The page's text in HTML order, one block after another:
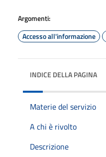
Argomenti:
Accesso all'informazione
INDICE DELLA PAGINA
Materie del servizio
A chi è rivolto
Descrizione